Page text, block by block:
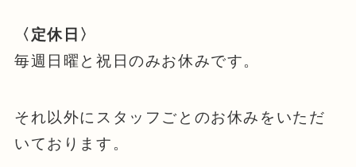
〈定休日〉
毎週日曜と祝日のみお休みです。
それ以外にスタッフごとのお休みをいただ
いております。